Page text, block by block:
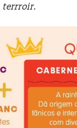
terrroir.